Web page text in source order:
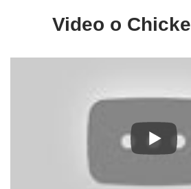
Video o